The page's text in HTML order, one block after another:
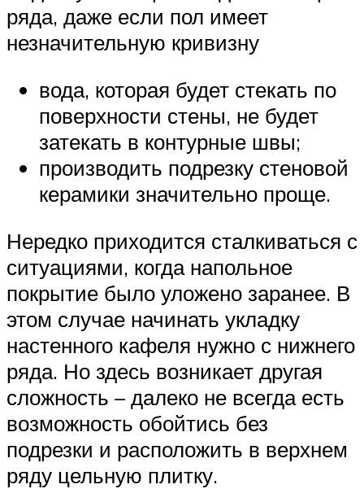
ряда, даже если пол имеет
незначительную кривизну
вода, которая будет стекать по
поверхности стены, не будет
затекать в контурные швы;
производить подрезку стеновой
керамики значительно проще.
Нередко приходится сталкиваться с
ситуациями, когда напольное
покрытие было уложено заранее. В
этом случае начинать укладку
настенного кафеля нужно с нижнего
ряда. Но здесь возникает другая
сложность – далеко не всегда есть
возможность обойтись без
подрезки и расположить в верхнем
ряду цельную плитку.